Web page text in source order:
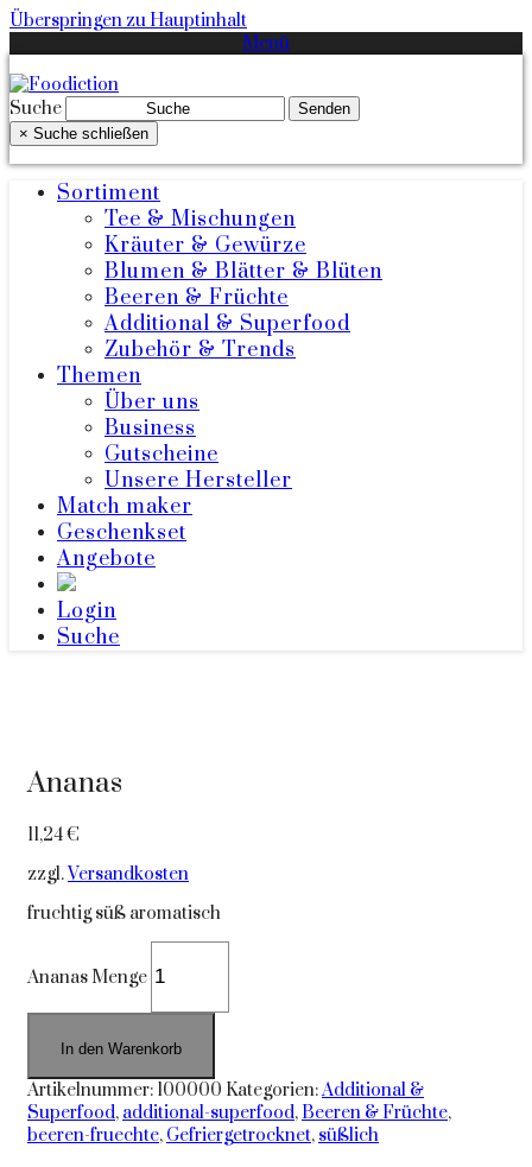
Überspringen zu Hauptinhalt
Menü
Suche
Senden
× Suche schließen
Sortiment
Tee & Mischungen
Kräuter & Gewürze
Blumen & Blätter & Blüten
Beeren & Früchte
Additional & Superfood
Zubehör & Trends
Themen
Über uns
Business
Gutscheine
Unsere Hersteller
Match maker
Geschenkset
Angebote
Login
Suche
Ananas
11,24€
zzgl.Versandkosten
fruchtig süß aromatisch
Ananas Menge
In den Warenkorb
Artikelnummer: 100000 Kategorien:Additional &
Superfood, additional-superfood,Beeren & Früchte,
beeren-fruechte, Gefriergetrocknet, süßlich